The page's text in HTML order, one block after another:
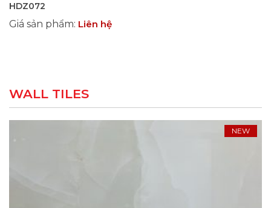
HDZ072
Giá sản phẩm: Liên hệ
WALL TILES
NEW